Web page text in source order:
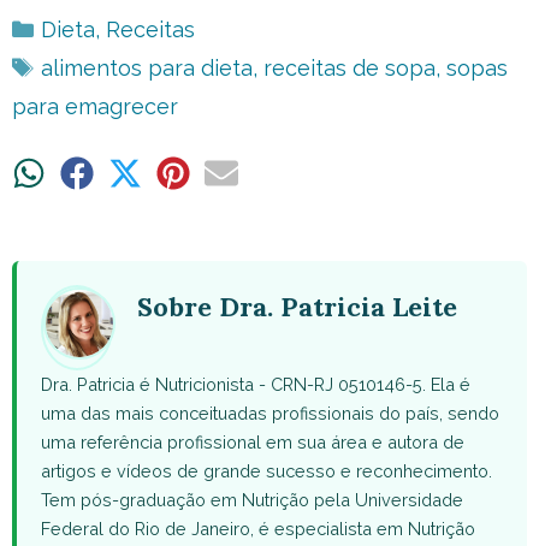
Categorias
Dieta, Receitas
Tags
alimentos para dieta, receitas de sopa, sopas
para emagrecer
ShareShare ShareShareShare
Sobre Dra. Patricia Leite
Dra. Patricia é Nutricionista - CRN-RJ 0510146-5. Ela é
uma das mais conceituadas profissionais do país, sendo
uma referência profissional em sua área e autora de
artigos e vídeos de grande sucesso e reconhecimento.
Tem pós-graduação em Nutrição pela Universidade
Federal do Rio de Janeiro, é especialista em Nutrição